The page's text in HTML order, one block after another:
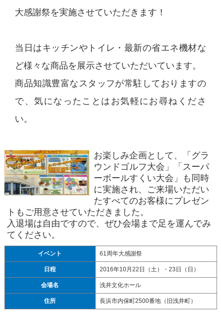
大感謝祭を実施させていただきます！
当日はキッチンやトイレ・最新の省エネ機材な
ど様々な商品を展示させていただいています。
商品知識豊富なスタッフが常駐しておりますの
で、気になったことはお気軽にお尋ねくださ
い。
お楽しみ企画として、「グラ
ウンドゴルフ大会」「スーパ
ーボールすくい大会」も同時
に実施され、ご来場いただい
たすべてのお客様にプレゼン
トもご用意させていただきました。
入退場は自由ですので、ぜひ会場まで足を運んでみ
てください。
イベント 61周年大感謝祭
日程 2016年10月22日（土）・23日（日）
会場名 浅井文化ホール
住所 長浜市内保町2500番地（旧浅井町）